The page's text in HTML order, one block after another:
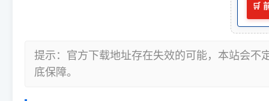
🛒
提示：官方下载地址存在失效的可能，本站会不
底保障。